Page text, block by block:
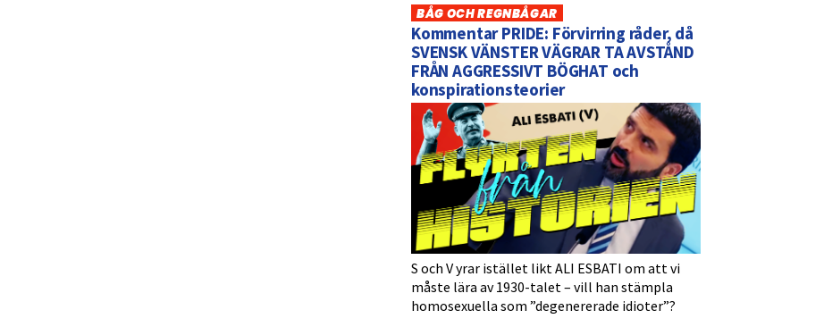
BÅG OCH REGNBÅGAR
Kommentar PRIDE: Förvirring råder, då
SVENSK VÄNSTER VÄGRAR TA AVSTÅND
FRÅN AGGRESSIVT BÖGHAT och
konspirationsteorier
S och V yrar istället likt ALI ESBATI om att vi
måste lära av 1930-talet – vill han stämpla
homosexuella som ”degenererade idioter”?